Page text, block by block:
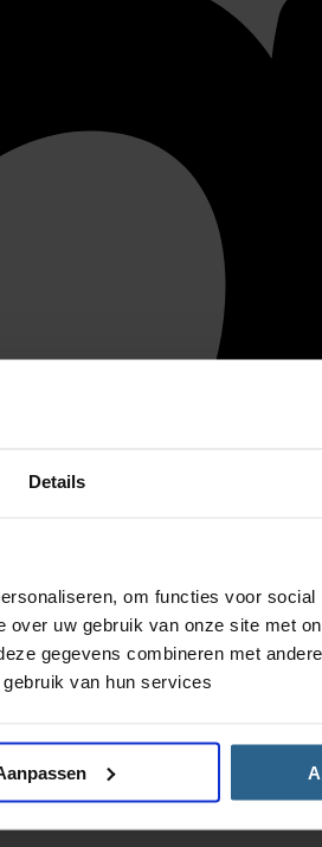
Details
om functies voor
uw gebruik van onze site met
gegevens combineren met
van hun services